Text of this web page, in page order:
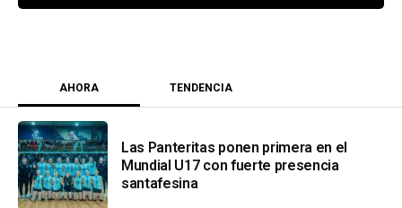
AHORA TENDENCIA
Las Panteritas ponen primera en el
Mundial U17 con fuerte presencia
santafesina